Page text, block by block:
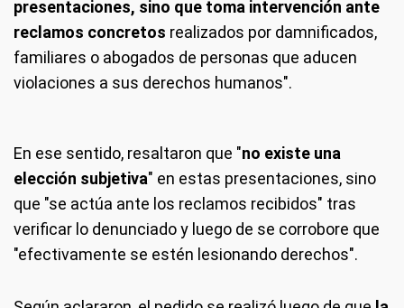
presentaciones, sino que toma intervención ante
reclamos concretos realizados por damnificados,
familiares o abogados de personas que aducen
violaciones a sus derechos humanos".
En ese sentido, resaltaron que "no existe una
elección subjetiva" en estas presentaciones, sino
que "se actúa ante los reclamos recibidos" tras
verificar lo denunciado y luego de se corrobore que
"efectivamente se estén lesionando derechos".